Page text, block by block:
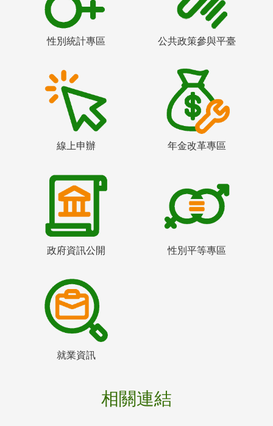
性別統計專區 公共政策參與平臺
線上申辦 年金改革專區
政府資訊公開 性別平等專區
就業資訊
相關連結